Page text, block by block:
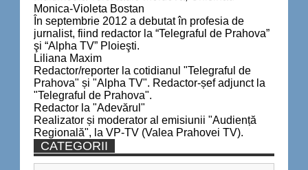
Monica-Violeta Bostan
În septembrie 2012 a debutat în profesia de
jurnalist, fiind redactor la “Telegraful de Prahova”
şi “Alpha TV” Ploieşti.
Liliana Maxim
Redactor/reporter la cotidianul "Telegraful de
Prahova" și "Alpha TV". Redactor-șef adjunct la
"Telegraful de Prahova".
Redactor la "Adevărul"
Realizator și moderator al emisiunii "Audiență
Regională", la VP-TV (Valea Prahovei TV).
CATEGORII
Categorii